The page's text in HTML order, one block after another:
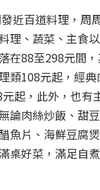
發近百道料理，周
理、蔬菜、主食
在88至298元間
類108元起，經典
起，此外，也有
論肉絲炒飯、甜
魚片、海鮮豆腐
桌好菜，滿足自